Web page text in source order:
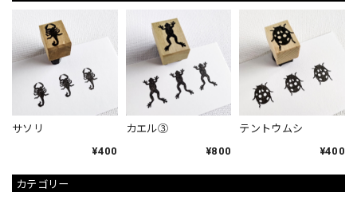
カテゴリー
サソリ
¥400
カエル③
¥800
テントウムシ
¥400